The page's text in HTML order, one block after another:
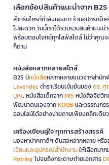
เลือกช้อปสินค้าแนะนำจาก
สำหรับใครที่กำลังมองหา ร้านอุปกรณ์เ
ไม่สะดวก วันนี้เราได้รวบรวมสินค้าแนะ
พร้อมตอบโจทย์ทุกไลฟ์สไตล์ ไม่ว่าคุณ
ก็ตาม
หนังสือหลากหลายสไตล์
B2S มีหนังสือหลากหลายแนวจากสำนั
Lavender, ตำราเรียนเข้มข้นของดร.
บุญ, หนังสือเด็กจากMIS หนังสือจิตวิท
พัฒนาตนเองจากKOOB และวรรณกร
ออนไลน์ได้อย่างง่ายดายเพียงคลิกเดียว
เครื่องเขียนคู่ใจ ทุกการสร้างสรรค์
มองหาปากกาดีๆ ดินสอหลากหลาย หรื
เขียนและอุปกรณ์สำนักงานให้เลือกมา
Rotringไปจนถึงกระดาษถ่ายเอกสาร